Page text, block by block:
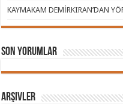
KAYMAKAM DEMİRKIRAN’DAN
Son Yorumlar
Arşivler